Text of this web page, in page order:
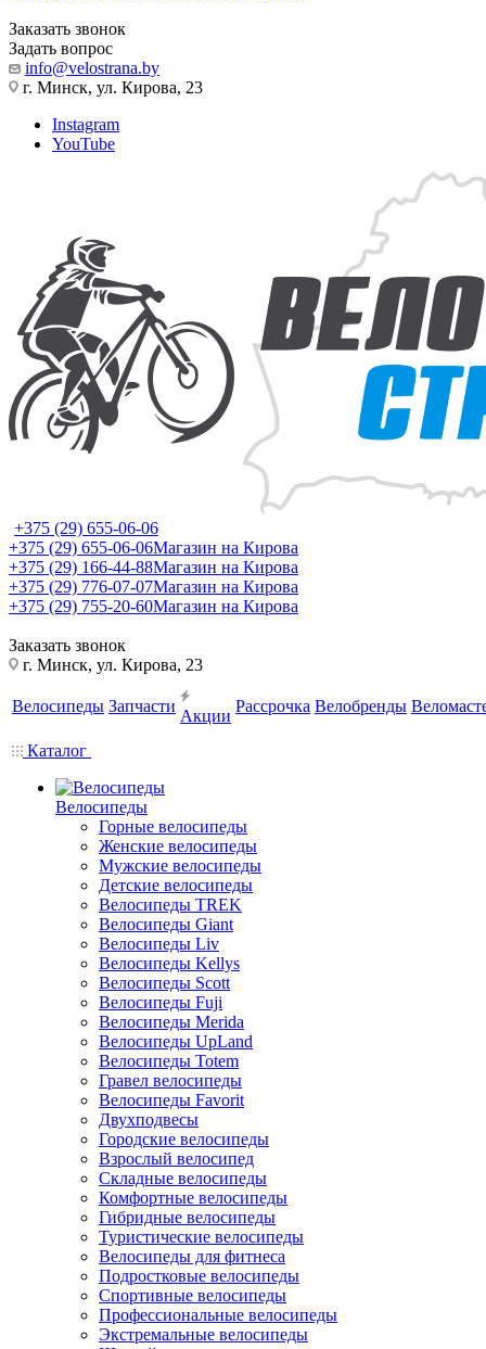
Заказать звонок
Задать вопрос
info@velostrana.by
г. Минск, ул. Кирова, 23
Instagram
YouTube
+375 (29) 655-06-06
+375 (29) 655-06-06Магазин на Кирова
+375 (29) 166-44-88Магазин на Кирова
+375 (29) 776-07-07Магазин на Кирова
+375 (29) 755-20-60Магазин на Кирова
Заказать звонок
г. Минск, ул. Кирова, 23
Велосипеды Запчасти
Акции
Рассрочка Велобренды
Каталог
Велосипеды
Горные велосипеды
Женские велосипеды
Мужские велосипеды
Детские велосипеды
Велосипеды TREK
Велосипеды Giant
Велосипеды Liv
Велосипеды Kellys
Велосипеды Scott
Велосипеды Fuji
Велосипеды Merida
Велосипеды UpLand
Велосипеды Totem
Гравел велосипеды
Велосипеды Favorit
Двухподвесы
Городские велосипеды
Взрослый велосипед
Складные велосипеды
Комфортные велосипеды
Гибридные велосипеды
Туристические велосипеды
Велосипеды для фитнеса
Подростковые велосипеды
Спортивные велосипеды
Профессиональные велосипеды
Экстремальные велосипеды